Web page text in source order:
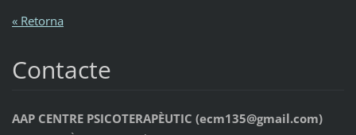
« Retorna
Contacte
AAP CENTRE PSICOTERAPÈUTIC (ecm135@gmail.com)